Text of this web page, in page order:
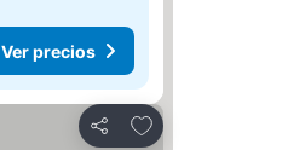
Ver precios
Compartir
Añadir a favoritos